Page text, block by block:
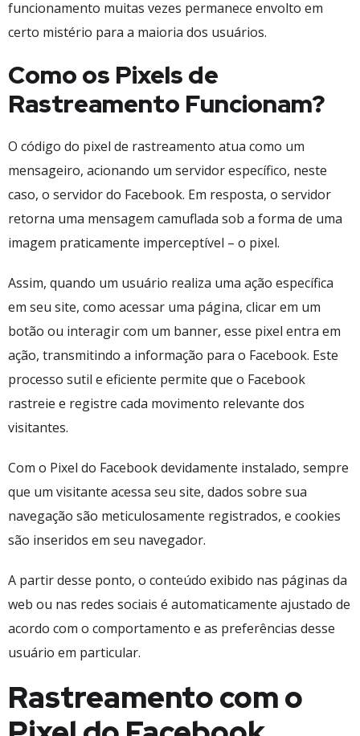
funcionamento muitas vezes permanece envolto em
certo mistério para a maioria dos usuários.
Como os Pixels de
Rastreamento Funcionam?
O código do pixel de rastreamento atua como um
mensageiro, acionando um servidor específico, neste
caso, o servidor do Facebook. Em resposta, o servidor
retorna uma mensagem camuflada sob a forma de uma
imagem praticamente imperceptível – o pixel.
Assim, quando um usuário realiza uma ação específica
em seu site, como acessar uma página, clicar em um
botão ou interagir com um banner, esse pixel entra em
ação, transmitindo a informação para o Facebook. Este
processo sutil e eficiente permite que o Facebook
rastreie e registre cada movimento relevante dos
visitantes.
Com o Pixel do Facebook devidamente instalado, sempre
que um visitante acessa seu site, dados sobre sua
navegação são meticulosamente registrados, e cookies
são inseridos em seu navegador.
A partir desse ponto, o conteúdo exibido nas páginas da
web ou nas redes sociais é automaticamente ajustado de
acordo com o comportamento e as preferências desse
usuário em particular.
Rastreamento com o